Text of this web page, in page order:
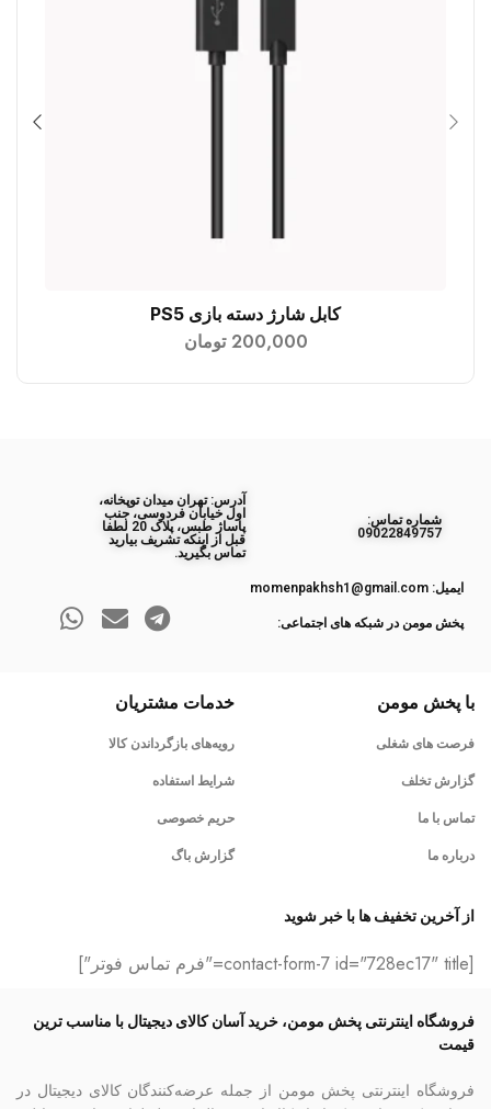
افزودن به سبد خرید
کابل شارژ دسته بازی PS5
200,000 تومان
ﺷﻤﺎره ﺗﻤﺎس:
09022849757
آدرس: تهران میدان توپخانه،
اول خیابان فردوسی، جنب
پاساژ طبس، پلاک 20 لطفا
قبل از اینکه تشریف بیارید
تماس بگیرید.
ایمیل: momenpakhsh1@gmail.com
پخش مومن در شبکه های اجتماعی:
با پخش مومن
فرصت های شغلی
گزارش تخلف
تماس با ما
درباره ما
خدمات مشتریان
رویه‌های بازگرداندن کالا
شرایط استفاده
حریم خصوصی
گزارش باگ
از آخرین تخفیف ها با خبر شوید
[contact-form-7 id="728ec17" title="فرم تماس فوتر"]
فروشگاه اینترنتی پخش مومن، خرید آسان کالای دیجیتال با مناسب ترین
قیمت
فروشگاه اینترنتی پخش مومن از جمله عرضه‌کنندگان کالای دیجیتال در